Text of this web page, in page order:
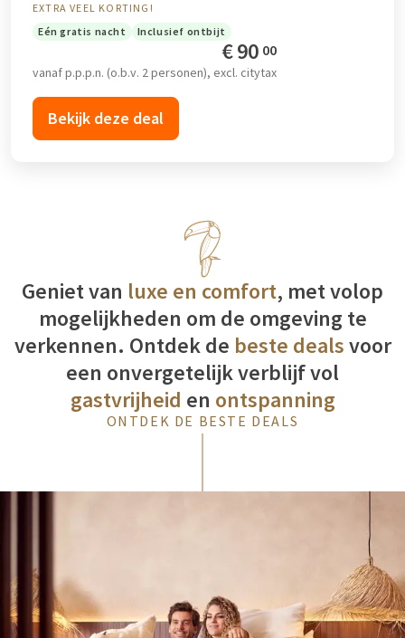
EXTRA VEEL KORTING!
Eén gratis nacht
Inclusief ontbijt
€90 00
vanaf p.p.p.n. (o.b.v. 2 personen), excl. citytax
Bekijk deze deal
Geniet van luxe en comfort, met volop
mogelijkheden om de omgeving te
verkennen. Ontdek de beste dealsvoor
een onvergetelijk verblijf vol
gastvrijheid en ontspanning
ONTDEK DE BESTE DEALS